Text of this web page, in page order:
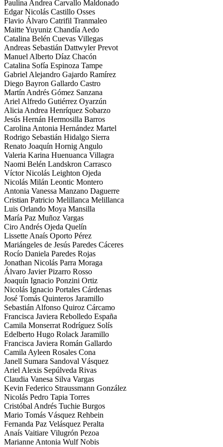
Paulina Andrea Carvallo Maldonado
Edgar Nicolás Castillo Osses
Flavio Álvaro Catrifil Tranmaleo
Maitte Yuyuniz Chandía Aedo
Catalina Belén Cuevas Villegas
Andreas Sebastián Dattwyler Prevot
Manuel Alberto Díaz Chacón
Catalina Sofía Espinoza Tampe
Gabriel Alejandro Gajardo Ramírez
Diego Bayron Gallardo Castro
Martín Andrés Gómez Sanzana
Ariel Alfredo Gutiérrez Oyarzún
Alicia Andrea Henríquez Sobarzo
Jesús Hernán Hermosilla Barros
Carolina Antonia Hernández Martel
Rodrigo Sebastián Hidalgo Sierra
Renato Joaquín Hornig Angulo
Valeria Karina Huenuanca Villagra
Naomi Belén Landskron Carrasco
Víctor Nicolás Leighton Ojeda
Nicolás Milán Leontic Montero
Antonia Vanessa Manzano Daguerre
Cristian Patricio Melillanca Melillanca
Luis Orlando Moya Mansilla
María Paz Muñoz Vargas
Ciro Andrés Ojeda Quelín
Lissette Anaís Oporto Pérez
Mariángeles de Jesús Paredes Cáceres
Rocío Daniela Paredes Rojas
Jonathan Nicolás Parra Moraga
Álvaro Javier Pizarro Rosso
Joaquín Ignacio Ponzini Ortiz
Nicolás Ignacio Portales Cárdenas
José Tomás Quinteros Jaramillo
Sebastián Alfonso Quiroz Cárcamo
Francisca Javiera Rebolledo España
Camila Monserrat Rodríguez Solís
Edelberto Hugo Rolack Jaramillo
Francisca Javiera Román Gallardo
Camila Ayleen Rosales Cona
Janell Sumara Sandoval Vásquez
Ariel Alexis Sepúlveda Rivas
Claudia Vanesa Silva Vargas
Kevin Federico Straussmann González
Nicolás Pedro Tapia Torres
Cristóbal Andrés Tuchie Burgos
Mario Tomás Vásquez Rehbein
Fernanda Paz Velásquez Peralta
Anaís Vaitiare Vilugrón Pezoa
Marianne Antonia Wulf Nobis